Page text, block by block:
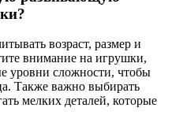
возраст, размер и
внимание на игрушки,
уровни сложности, чтобы
Также важно выбирать
мелких деталей, которые